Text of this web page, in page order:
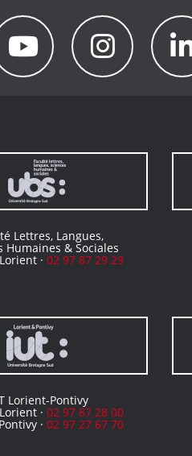
Lettres, Langues,
Humaines & Sociales
· 02 97 87 29 29
Lorient-Pontivy
· 02 97 87 28 00
·02 97 27 67 70